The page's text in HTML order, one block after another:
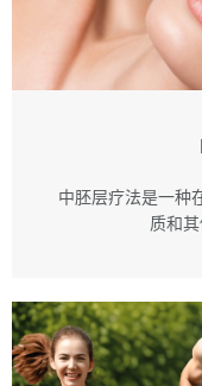
中胚层疗法是一种
质和